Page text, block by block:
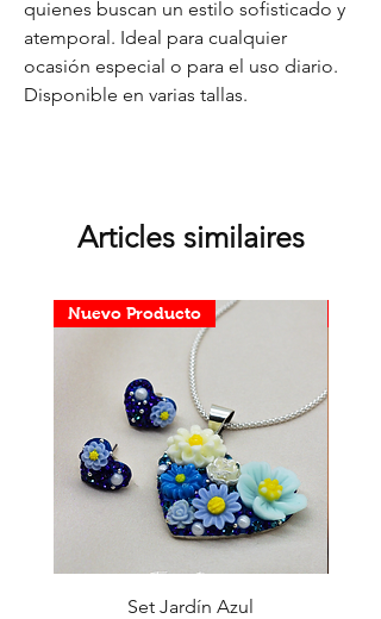
quienes buscan un estilo sofisticado y
atemporal. Ideal para cualquier
ocasión especial o para el uso diario.
Disponible en varias tallas.
Articles similaires
Nuevo Producto
Set Jardín Azul